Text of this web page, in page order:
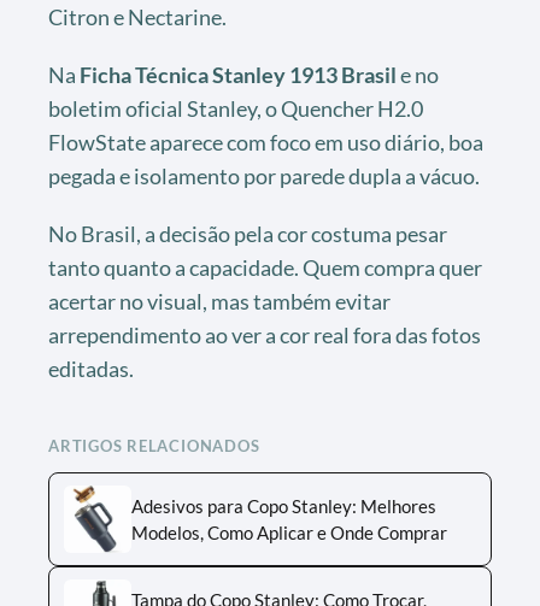
Citron e Nectarine.
Na Ficha Técnica Stanley 1913 Brasile no
boletim oficial Stanley, o Quencher H2.0
FlowState aparece com foco em uso diário, boa
pegada e isolamento por parede dupla a vácuo.
No Brasil, a decisão pela cor costuma pesar
tanto quanto a capacidade. Quem compra quer
acertar no visual, mas também evitar
arrependimento ao ver a cor real fora das fotos
editadas.
ARTIGOS RELACIONADOS
Adesivos para Copo Stanley: Melhores
Modelos, Como Aplicar e Onde Comprar
Tampa do Copo Stanley: Como Trocar,